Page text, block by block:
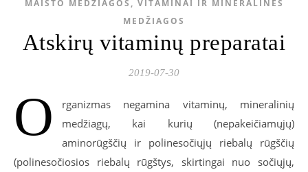
MAISTO MEDŽIAGOS, VITAMINAI IR MINERALINĖS
MEDŽIAGOS
Atskirų vitaminų preparatai
2019-07-30
O
rganizmas negamina vitaminų, mineralinių
medžiagų, kai kurių (nepakeičiamųjų)
aminorūgščių ir polinesočiųjų riebalų rūgščių
(polinesočiosios riebalų rūgštys, skirtingai nuo sočiųjų,